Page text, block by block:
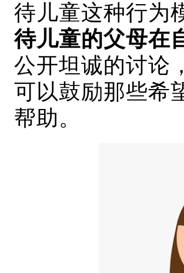
待儿童这种行为
待儿童的父母在
公开坦诚的讨论
可以鼓励那些希
帮助。